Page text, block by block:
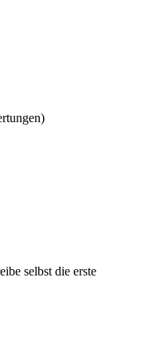
selbst die erste